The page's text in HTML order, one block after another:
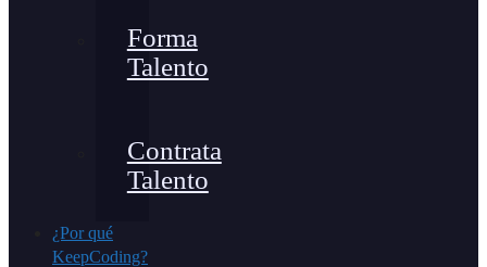
Forma
Talento
Contrata
Talento
¿Por qué
KeepCoding?